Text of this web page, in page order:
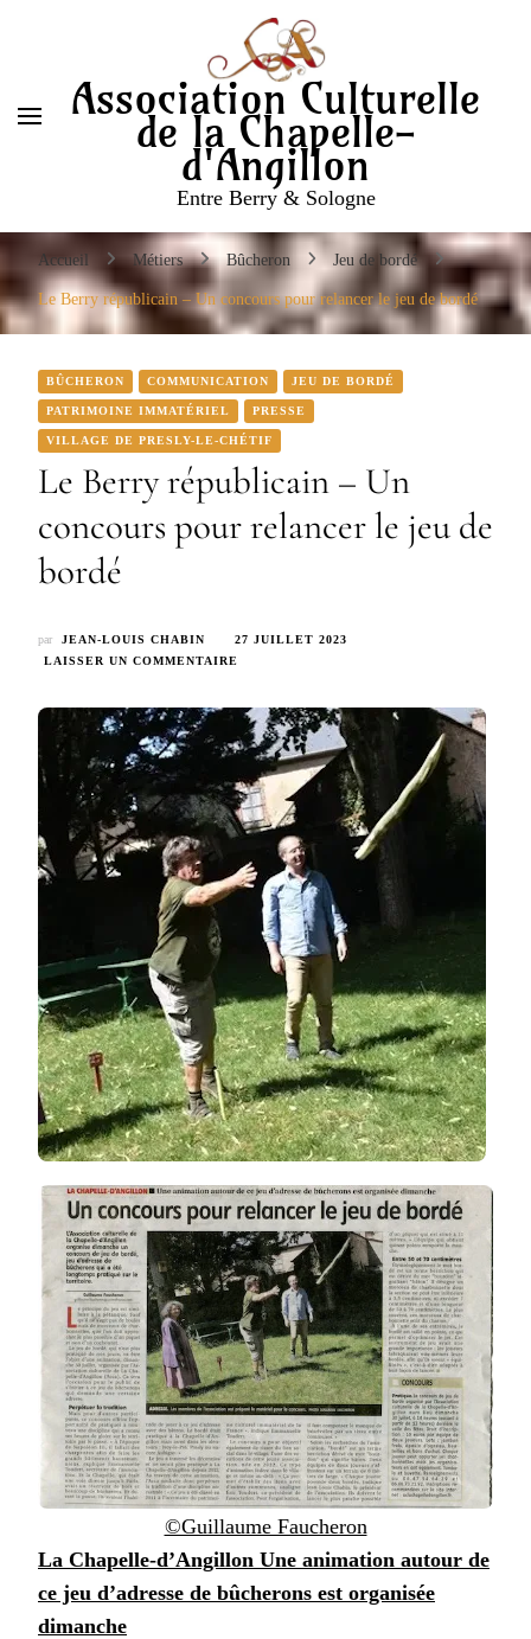
Association Culturelle
de la Chapelle-
d'Angillon
Entre Berry & Sologne
Accueil Métiers Bûcheron Jeu de bordé
Le Berry républicain – Un concours pour relancer le jeu de bordé
BÛCHERON COMMUNICATION JEU DE BORDÉ
PATRIMOINE IMMATÉRIEL PRESSE
VILLAGE DE PRESLY-LE-CHÉTIF
Le Berry républicain – Un
concours pour relancer le jeu de
bordé
par JEAN-LOUIS CHABIN
27 JUILLET 2023
LAISSER UN COMMENTAIRE
RÉPUBLICAIN
–
CONCOURS
POUR
RELANCER
JEU
BORDÉ
©Guillaume Faucheron
La Chapelle-d’Angillon Une animation autour de
ce jeu d’adresse de bûcherons est organisée
dimanche